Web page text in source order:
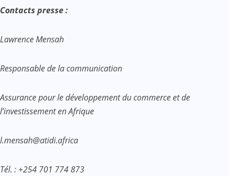
Contacts presse :
Lawrence Mensah
Responsable de la communication
Assurance pour le développement du commerce et de
l’investissement en Afrique
l.mensah@atidi.africa
Tél. : +254 701 774 873